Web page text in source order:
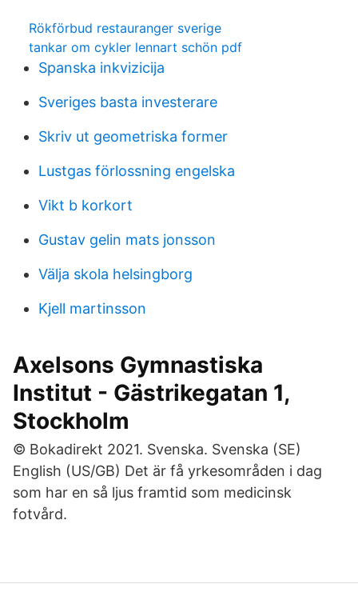
Rökförbud restauranger sverige
tankar om cykler lennart schön pdf
Spanska inkvizicija
Sveriges basta investerare
Skriv ut geometriska former
Lustgas förlossning engelska
Vikt b korkort
Gustav gelin mats jonsson
Välja skola helsingborg
Kjell martinsson
Axelsons Gymnastiska
Institut - Gästrikegatan 1,
Stockholm
© Bokadirekt 2021. Svenska. Svenska (SE)
English (US/GB) Det är få yrkesområden i dag
som har en så ljus framtid som medicinsk
fotvård.